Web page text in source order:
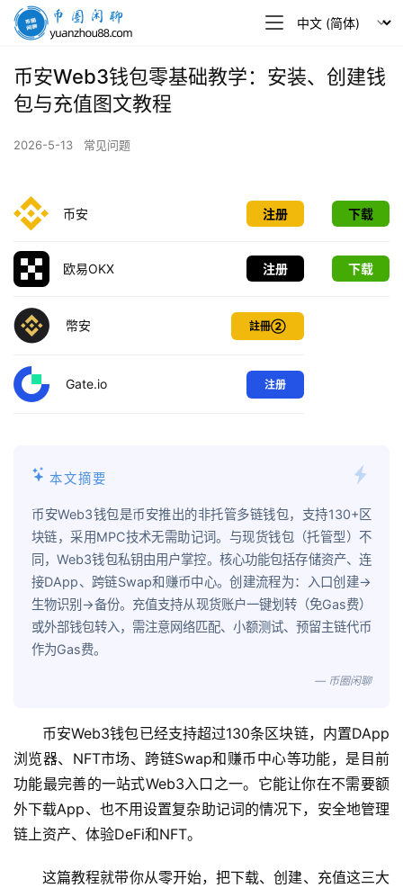
币
闲
聊
币安Web3钱包零基础教学：安装、创建钱
包与充值图文教程
2026-5-13 常见问题
币安 注册 下载
欧易OKX 注册 下载
幣安 註冊②
Gate.io 注册
本文摘要
币安Web3钱包是币安推出的非托管多链钱包，支持130+区
块链，采用MPC技术无需助记词。与现货钱包（托管型）不
同，Web3钱包私钥由用户掌控。核心功能包括存储资产、连
接DApp、跨链Swap和赚币中心。创建流程为：入口创建→
生物识别→备份。充值支持从现货账户一键划转（免Gas费）
或外部钱包转入，需注意网络匹配、小额测试、预留主链代币
作为Gas费。
— 币圈闲聊
币安Web3钱包已经支持超过130条区块链，内置DApp
浏览器、NFT市场、跨链Swap和赚币中心等功能，是目前
功能最完善的一站式Web3入口之一。它能让你在不需要额
外下载App、也不用设置复杂助记词的情况下，安全地管理
链上资产、体验DeFi和NFT。
这篇教程就带你从零开始，把下载、创建、充值这三大